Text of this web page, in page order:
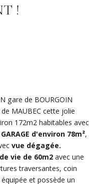
!
gare de BOURGOIN
MAUBEC cette jolie
172m2 habitables avec
GARAGE d'environ 78m²,
vue dégagée.
vie de 60m2 avec une
traversantes, coin
et possède un